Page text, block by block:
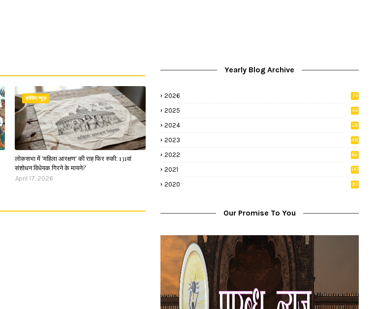
ब्रेकिंग न्यूज़
लोकसभा में 'महिला आरक्षण' की राह फिर रुकी: 131वां
संशोधन विधेयक गिरने के मायने?
April 17, 2026
Yearly Blog Archive
2026
74
2025
44
2024
26
2023 48
2022
66
2021
147
2020
90
Our Promise To You